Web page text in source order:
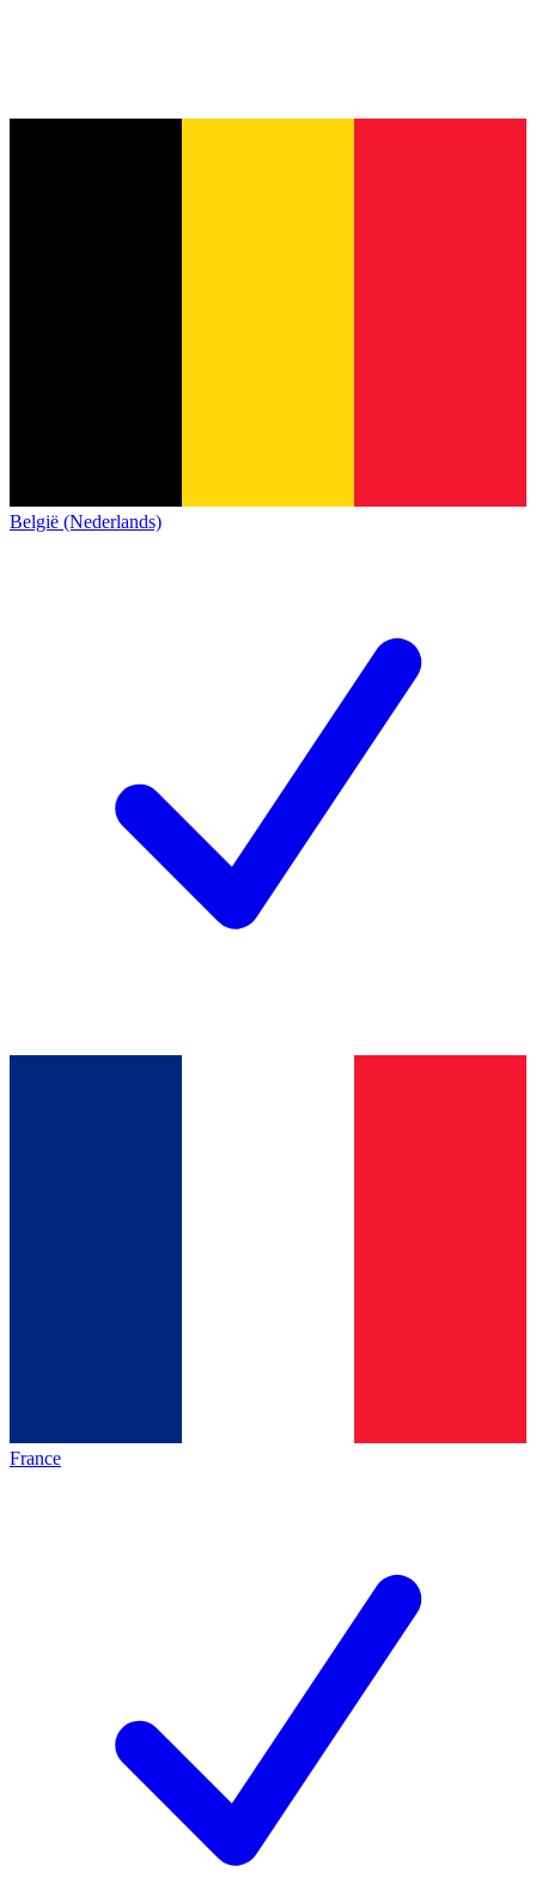
België (Nederlands)
France